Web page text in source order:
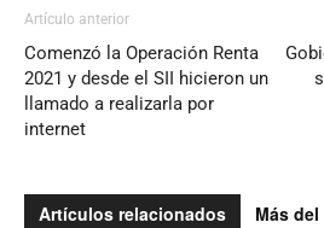
Artículo anterior
Comenzó la Operación Renta
2021 y desde el SII hicieron un
llamado a realizarla por
internet
Artículos relacionados Más